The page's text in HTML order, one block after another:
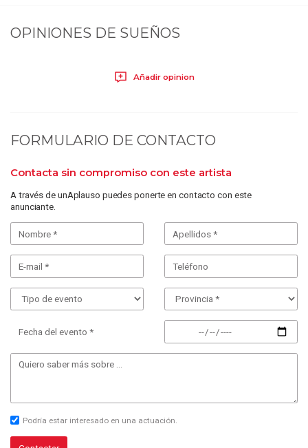
OPINIONES DE SUEÑOS
Añadir opinion
FORMULARIO DE CONTACTO
Contacta sin compromiso con este artista
A través de unAplauso puedes ponerte en contacto con este
anunciante.
Fecha del evento *
Podría estar interesado en una actuación.